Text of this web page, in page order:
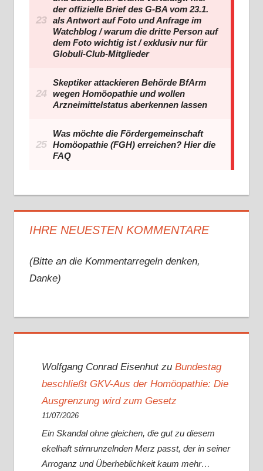
IHRE NEUESTEN KOMMENTARE
(Bitte an die Kommentarregeln denken,
Danke)
Wolfgang Conrad Eisenhutzu Bundestag
beschließt GKV-Aus der Homöopathie: Die
Ausgrenzung wird zum Gesetz
11/07/2026
Ein Skandal ohne gleichen, die gut zu diesem
ekelhaft stirnrunzelnden Merz passt, der in seiner
Arroganz und Überheblichkeit kaum mehr…